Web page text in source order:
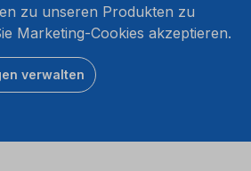
zu unseren Produkten zu
Marketing-Cookies akzeptieren.
verwalten